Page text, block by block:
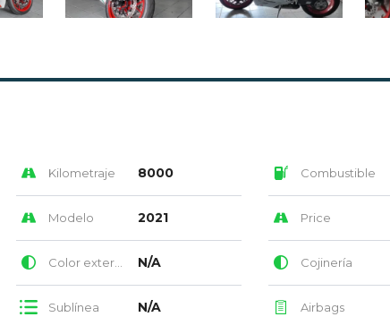
Kilometraje 8000 Combustible
Modelo 2021 Price
Color exterior N/A Cojinería
Sublínea N/A Airbags